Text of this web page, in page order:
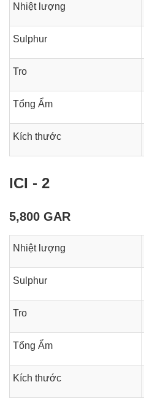
Nhiệt lượng
Sulphur
Tro
Tổng Ẩm
Kích thước
ICI - 2
5,800 GAR
Nhiệt lượng
Sulphur
Tro
Tổng Ẩm
Kích thước